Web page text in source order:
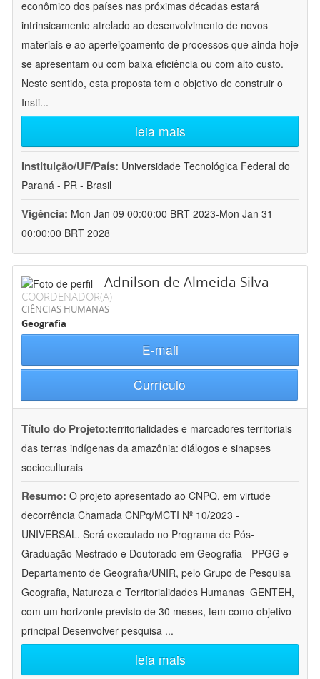
econômico dos países nas próximas décadas estará
intrinsicamente atrelado ao desenvolvimento de novos
materiais e ao aperfeiçoamento de processos que ainda hoje
se apresentam ou com baixa eficiência ou com alto custo.
Neste sentido, esta proposta tem o objetivo de construir o
Insti...
leia mais
Instituição/UF/País: Universidade Tecnológica Federal do
Paraná - PR - Brasil
Vigência: Mon Jan 09 00:00:00 BRT 2023-Mon Jan 31
00:00:00 BRT 2028
Adnilson de Almeida Silva
COORDENADOR(A)
CIÊNCIAS HUMANAS
Geografia
E-mail
Currículo
Título do Projeto:territorialidades e marcadores territoriais
das terras indígenas da amazônia: diálogos e sinapses
socioculturais
Resumo: O projeto apresentado ao CNPQ, em virtude
decorrência Chamada CNPq/MCTI Nº 10/2023 -
UNIVERSAL. Será executado no Programa de Pós-
Graduação Mestrado e Doutorado em Geografia - PPGG e
Departamento de Geografia/UNIR, pelo Grupo de Pesquisa
Geografia, Natureza e Territorialidades Humanas  GENTEH,
com um horizonte previsto de 30 meses, tem como objetivo
principal Desenvolver pesquisa ...
leia mais